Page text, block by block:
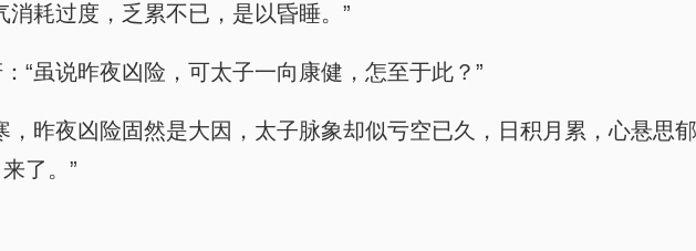
消耗过度，乏累不已，是以昏睡。”
“虽说昨夜凶险，可太子一向康健，怎至于此？”
，昨夜凶险固然是大因，太子脉象却似亏空已久，日积月累，心悬思
了。”